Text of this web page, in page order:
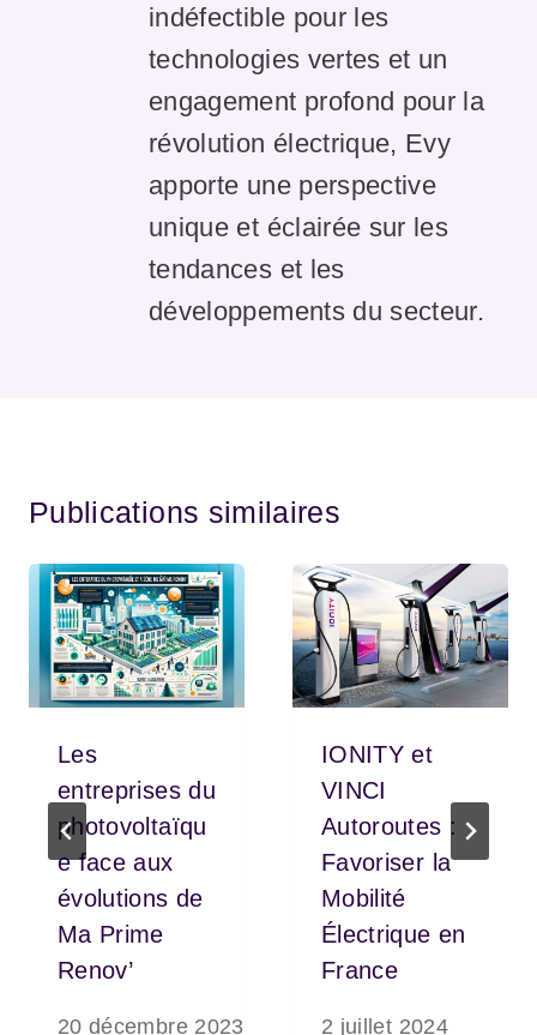
indéfectible pour les
technologies vertes et un
engagement profond pour la
révolution électrique, Evy
apporte une perspective
unique et éclairée sur les
tendances et les
développements du secteur.
Publications similaires
Les
entreprises du
photovoltaïqu
e face aux
évolutions de
Ma Prime
Renov’
20 décembre 2023
IONITY et
VINCI
Autoroutes :
Favoriser la
Mobilité
Électrique en
France
2 juillet 2024